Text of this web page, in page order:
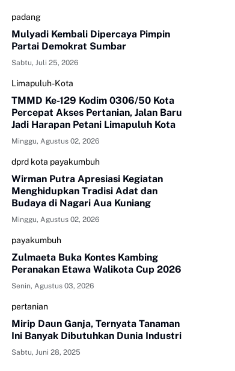
padang
Mulyadi Kembali Dipercaya Pimpin
Partai Demokrat Sumbar
Sabtu, Juli 25, 2026
Limapuluh-Kota
TMMD Ke-129 Kodim 0306/50 Kota
Percepat Akses Pertanian, Jalan Baru
Jadi Harapan Petani Limapuluh Kota
Minggu, Agustus 02, 2026
dprd kota payakumbuh
Wirman Putra Apresiasi Kegiatan
Menghidupkan Tradisi Adat dan
Budaya di Nagari Aua Kuniang
Minggu, Agustus 02, 2026
payakumbuh
Zulmaeta Buka Kontes Kambing
Peranakan Etawa Walikota Cup 2026
Senin, Agustus 03, 2026
pertanian
Mirip Daun Ganja, Ternyata Tanaman
Ini Banyak Dibutuhkan Dunia Industri
Sabtu, Juni 28, 2025